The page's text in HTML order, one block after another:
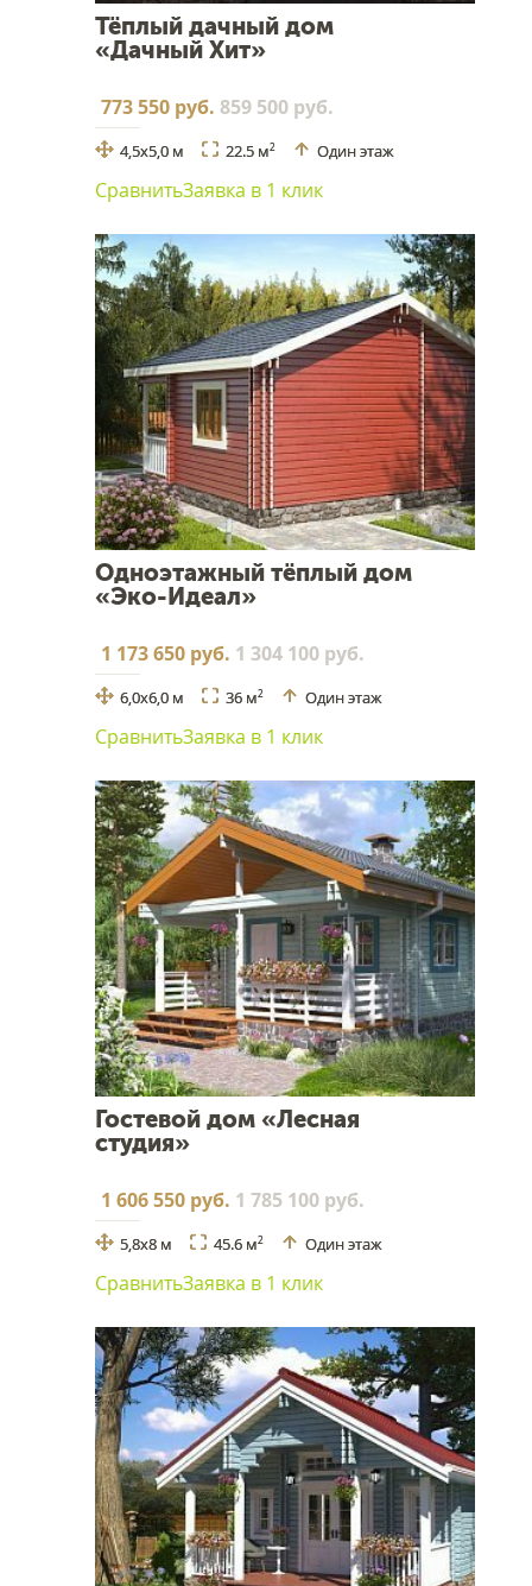
Тёплый дачный дом
«Дачный Хит»
773 550 руб. 859 500 руб.
4,5х5,0 м 22.5 м2 Один этаж
СравнитьЗаявка в 1 клик
Одноэтажный тёплый дом
«Эко-Идеал»
1 173 650 руб. 1 304 100 руб.
6,0х6,0 м 36 м2 Один этаж
СравнитьЗаявка в 1 клик
Гостевой дом «Лесная
студия»
1 606 550 руб. 1 785 100 руб.
5,8x8 м 45.6 м2 Один этаж
СравнитьЗаявка в 1 клик